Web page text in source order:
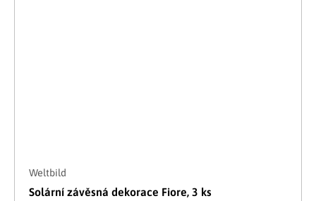
Weltbild
Solární závěsná dekorace Fiore, 3 ks